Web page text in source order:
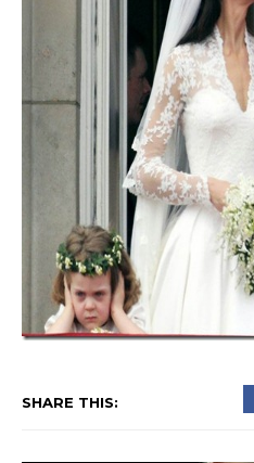
SHARE THIS: